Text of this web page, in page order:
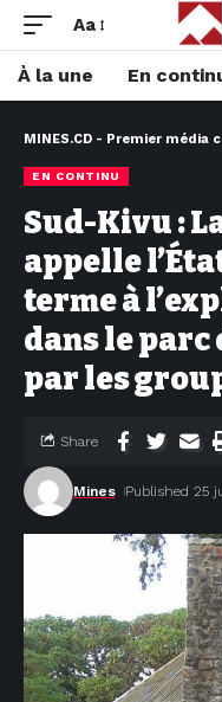
Aa
À la une En
MINES.CD - Premier
EN CONTINU
Sud-Kivu :
appelle
terme à
dans le parc
par les
Mines Published 25
Share